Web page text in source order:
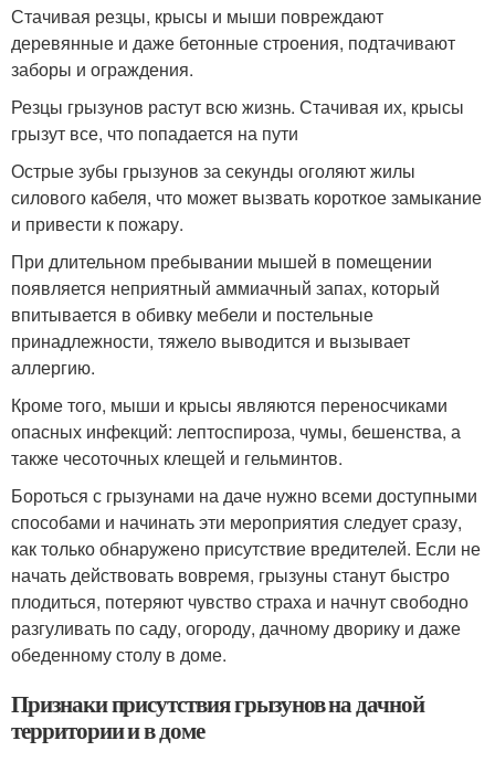
Стачивая резцы, крысы и мыши повреждают
деревянные и даже бетонные строения, подтачивают
заборы и ограждения.
Резцы грызунов растут всю жизнь. Стачивая их, крысы
грызут все, что попадается на пути
Острые зубы грызунов за секунды оголяют жилы
силового кабеля, что может вызвать короткое замыкание
и привести к пожару.
При длительном пребывании мышей в помещении
появляется неприятный аммиачный запах, который
впитывается в обивку мебели и постельные
принадлежности, тяжело выводится и вызывает
аллергию.
Кроме того, мыши и крысы являются переносчиками
опасных инфекций: лептоспироза, чумы, бешенства, а
также чесоточных клещей и гельминтов.
Бороться с грызунами на даче нужно всеми доступными
способами и начинать эти мероприятия следует сразу,
как только обнаружено присутствие вредителей. Если не
начать действовать вовремя, грызуны станут быстро
плодиться, потеряют чувство страха и начнут свободно
разгуливать по саду, огороду, дачному дворику и даже
обеденному столу в доме.
Признаки присутствия грызунов на дачной
территории и в доме